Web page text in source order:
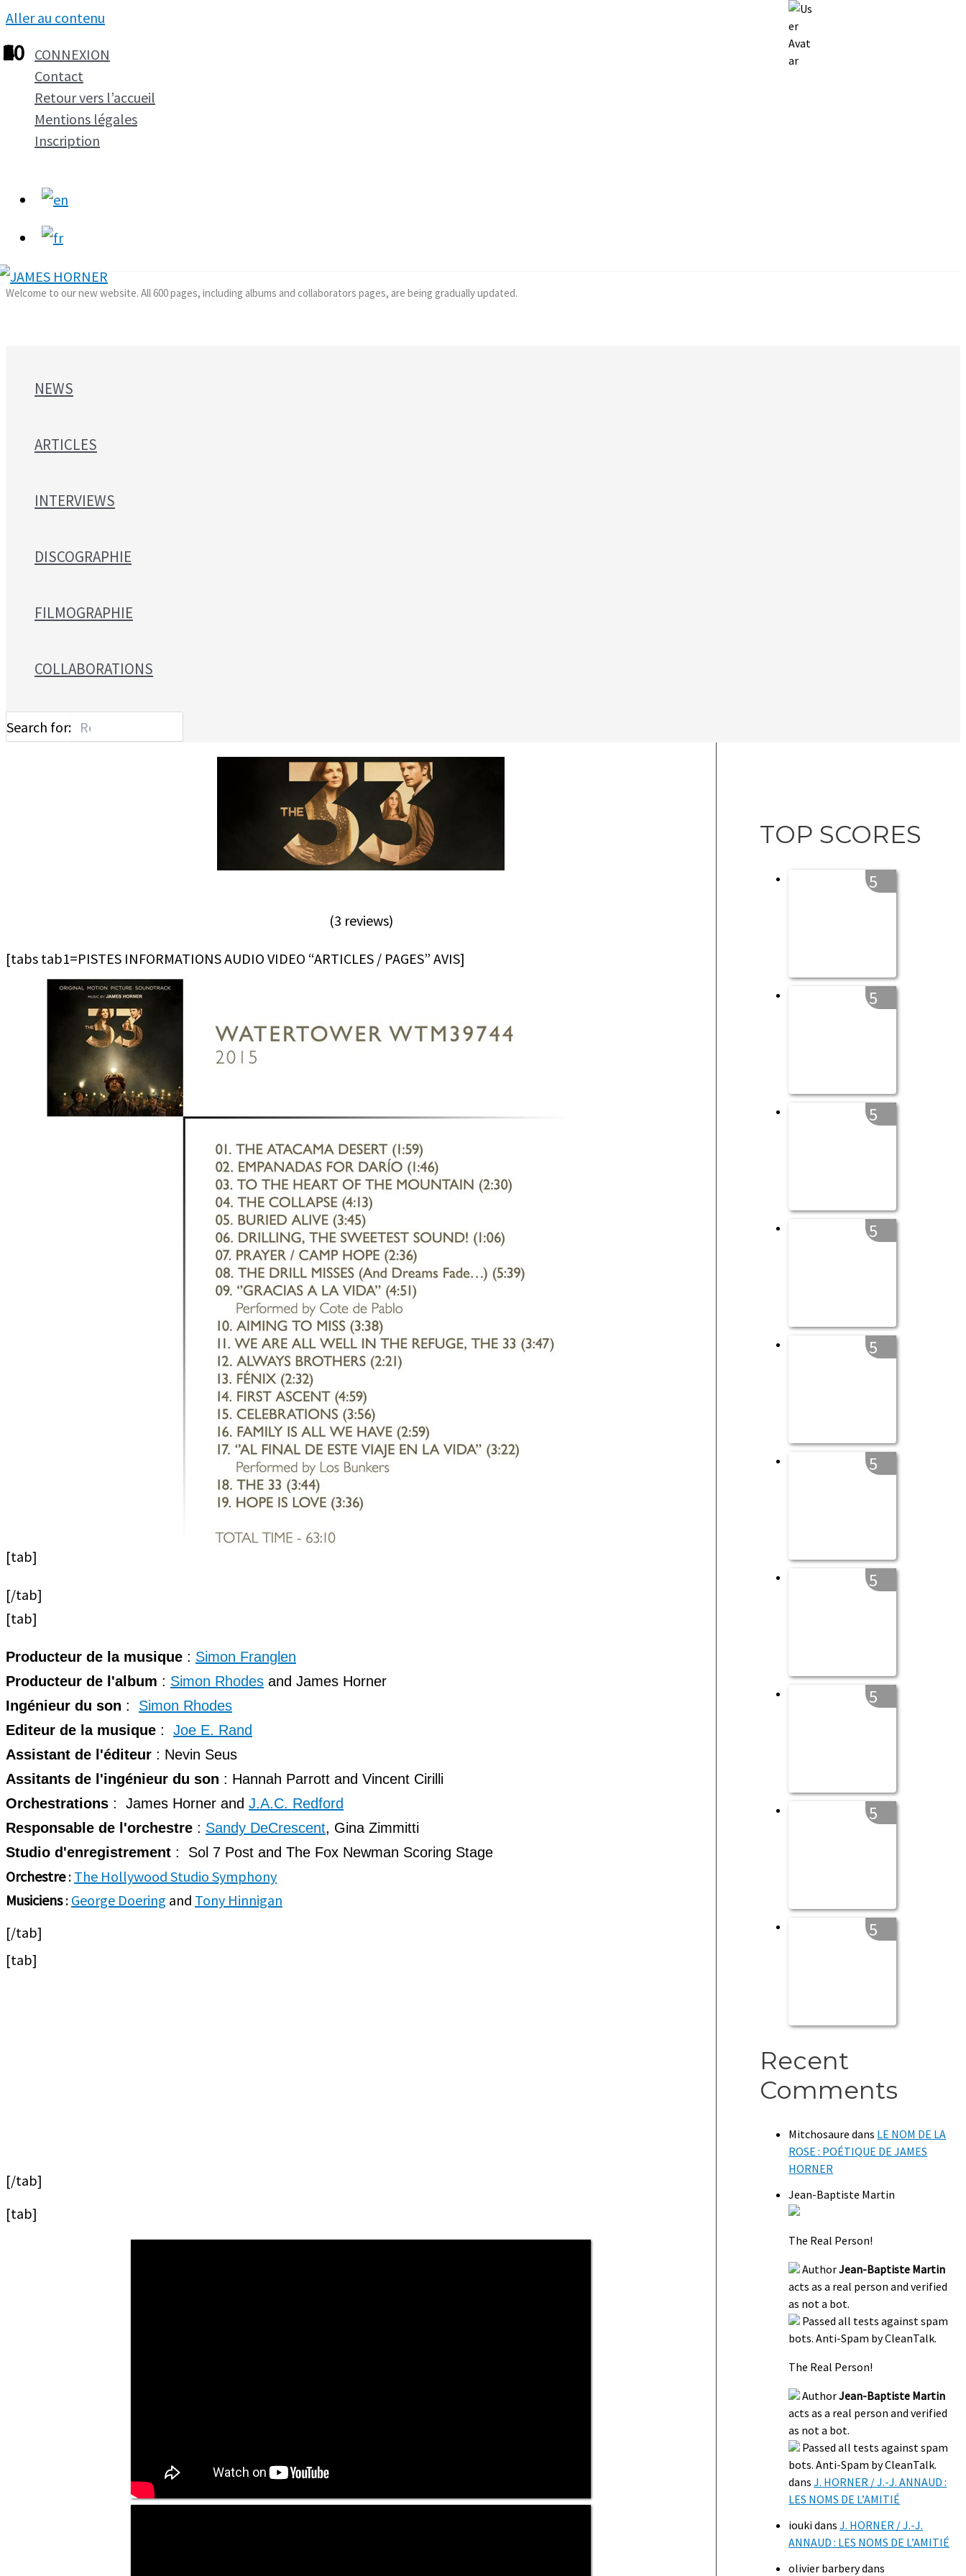
Aller au contenu
CONNEXION
Contact
Retour vers l’accueil
Mentions légales
Inscription
Welcome to our new website. All 600 pages, including albums and collaborators pages, are being gradually updated.
NEWS
ARTICLES
INTERVIEWS
DISCOGRAPHIE
FILMOGRAPHIE
COLLABORATIONS
Search for:
(3 reviews)
[tabs tab1=PISTES INFORMATIONS AUDIO VIDEO “ARTICLES / PAGES” AVIS]
[tab]
[/tab]
[tab]
Producteur de la musique : Simon Franglen
Producteur de l'album : Simon Rhodes and James Horner
Ingénieur du son : Simon Rhodes
Editeur de la musique : Joe E. Rand
Assistant de l'éditeur : Nevin Seus
Assitants de l'ingénieur du son : Hannah Parrott and Vincent Cirilli
Orchestrations : James Horner and J.A.C. Redford
Responsable de l'orchestre : Sandy DeCrescent, Gina Zimmitti
Studio d'enregistrement : Sol 7 Post and The Fox Newman Scoring Stage
Orchestre: The Hollywood Studio Symphony
Musiciens: George Doering and Tony Hinnigan
[/tab]
[tab]
[/tab]
[tab]
TOP SCORES
1
5
2
5
3
5
4
5
5
5
6
5
7
5
8
5
9
5
10
5
Recent
Comments
Mitchosaure dans LE NOM DE LA
ROSE : POÉTIQUE DE JAMES
HORNER
Jean-Baptiste Martin
The Real Person!
AuthorJean-Baptiste Martin
acts as a real person and verified
as not a bot.
Passed all tests against spam
bots. Anti-Spam by CleanTalk.
The Real Person!
AuthorJean-Baptiste Martin
acts as a real person and verified
as not a bot.
Passed all tests against spam
bots. Anti-Spam by CleanTalk.
dansJ. HORNER / J.-J. ANNAUD :
LES NOMS DE L’AMITIÉ
ioukidansJ. HORNER / J.-J.
ANNAUD : LES NOMS DE L’AMITIÉ
olivier barberydans